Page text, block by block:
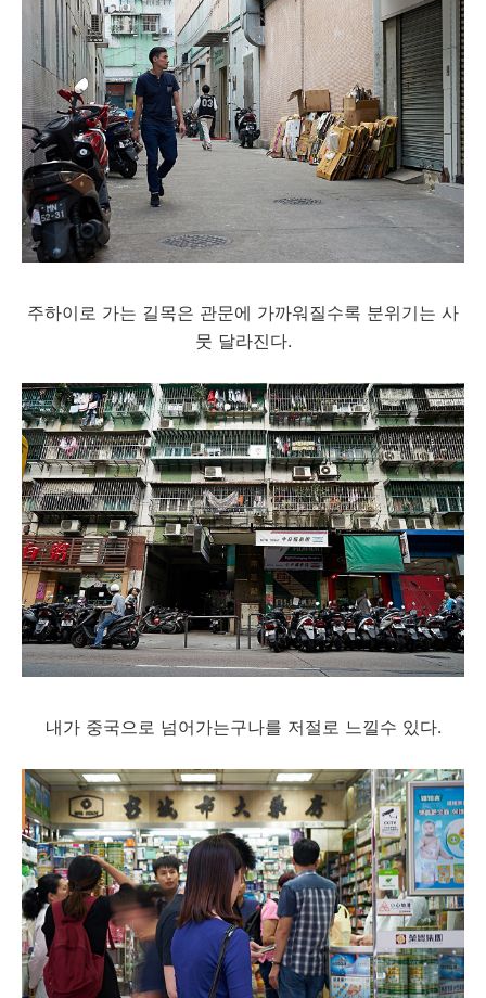
주하이로 가는 길목은 관문에 가까워질수록 분위기는 사
뭇 달라진다.
내가 중국으로 넘어가는구나를 저절로 느낄수 있다.